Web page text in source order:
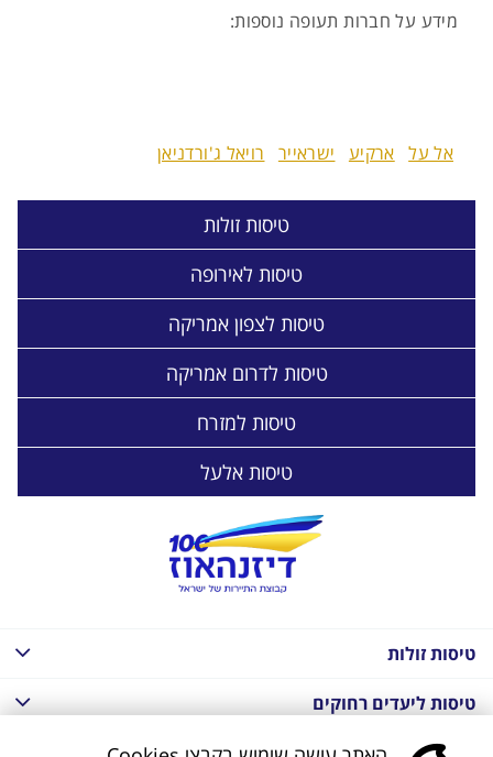
מידע על חברות תעופה נוספות:
אל על ארקיע ישראייר רויאל ג'ורדניאן
טיסות זולות
טיסות לאירופה
טיסות לצפון אמריקה
טיסות לדרום אמריקה
טיסות למזרח
טיסות אלעל
טיסות זולות
טיסות ליעדים רחוקים